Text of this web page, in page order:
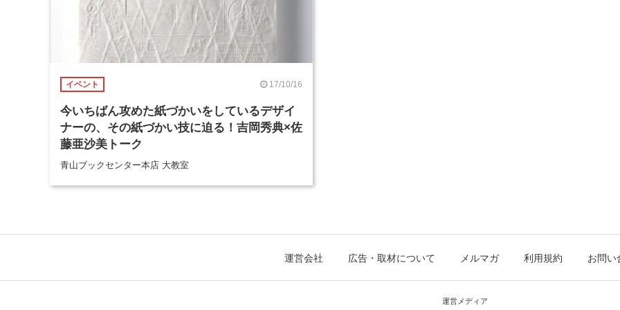
イベント 17/10/16
今いちばん攻めた紙づかいをしているデザイ
ナーの、その紙づかい技に迫る！吉岡秀典×佐
藤亜沙美トーク
青山ブックセンター本店 大教室
運営会社 広告・取材について メルマガ 利用規約 お問い
運営メディア